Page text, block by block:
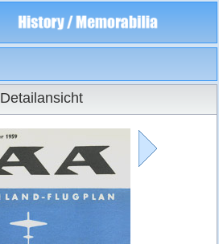
Detailansicht